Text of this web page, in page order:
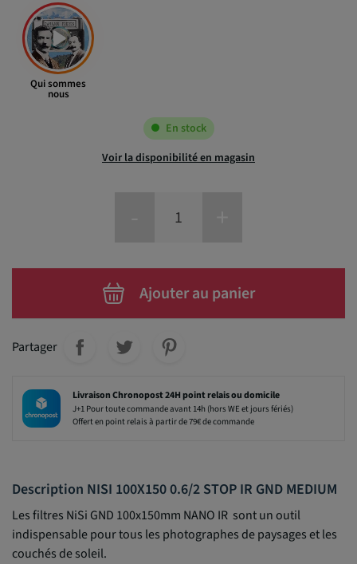
Qui sommes
nous
En stock
Voir la disponibilité en magasin
Ajouter au panier
Partager
Livraison Chronopost 24H point relais ou domicile
J+1 Pour toute commande avant 14h (hors WE et jours fériés)
Offert en point relais à partir de 79€ de commande
Description NISI 100X150 0.6/2 STOP IR GND MEDIUM
Les filtres NiSi GND 100x150mm NANO IR sont un outil
indispensable pour tous les photographes de paysages et les
couchés de soleil.